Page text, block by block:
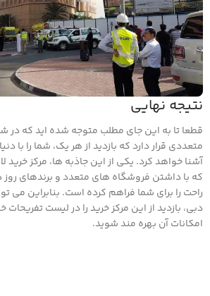
نتیجه نهایی
قطعا تا به این جای مطلب متوجه شده اید که در
متعددی قرار دارد که بازدید از هر یک، شما را با
آشنا خواهد کرد. یکی از این جاذبه ها، مرکز خرید
که با داشتن فروشگاه های متعدد و برندهای روز
راحت را برای شما فراهم کرده است. بنابراین می
دبی، بازدید از این مرکز خرید را در لیست تفریحات
امکانات آن بهره مند شوید.